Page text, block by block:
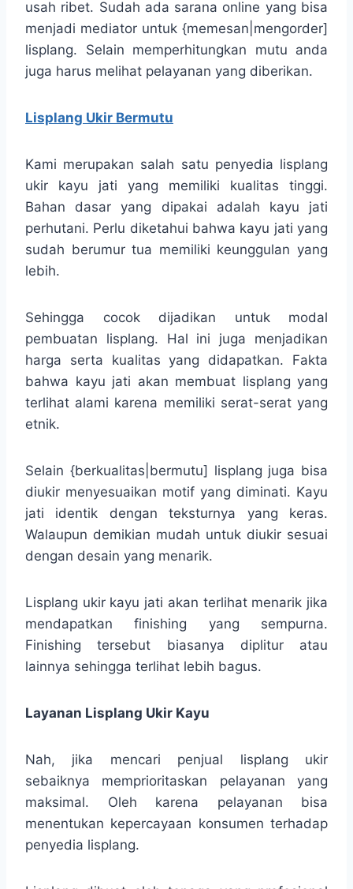
usah ribet. Sudah ada sarana online yang bisa
menjadi mediator untuk {memesan|mengorder]
lisplang. Selain memperhitungkan mutu anda
juga harus melihat pelayanan yang diberikan.
Lisplang Ukir Bermutu
Kami merupakan salah satu penyedia lisplang
ukir kayu jati yang memiliki kualitas tinggi.
Bahan dasar yang dipakai adalah kayu jati
perhutani. Perlu diketahui bahwa kayu jati yang
sudah berumur tua memiliki keunggulan yang
lebih.
Sehingga cocok dijadikan untuk modal
pembuatan lisplang. Hal ini juga menjadikan
harga serta kualitas yang didapatkan. Fakta
bahwa kayu jati akan membuat lisplang yang
terlihat alami karena memiliki serat-serat yang
etnik.
Selain {berkualitas|bermutu] lisplang juga bisa
diukir menyesuaikan motif yang diminati. Kayu
jati identik dengan teksturnya yang keras.
Walaupun demikian mudah untuk diukir sesuai
dengan desain yang menarik.
Lisplang ukir kayu jati akan terlihat menarik jika
mendapatkan finishing yang sempurna.
Finishing tersebut biasanya diplitur atau
lainnya sehingga terlihat lebih bagus.
Layanan Lisplang Ukir Kayu
Nah, jika mencari penjual lisplang ukir
sebaiknya memprioritaskan pelayanan yang
maksimal. Oleh karena pelayanan bisa
menentukan kepercayaan konsumen terhadap
penyedia lisplang.